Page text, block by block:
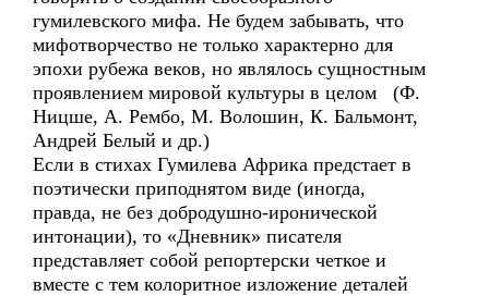
гумилевского мифа. Не будем забывать, что
мифотворчество не только характерно для
эпохи рубежа веков, но являлось сущностным
проявлением мировой культуры в целом (Ф.
Ницше, А. Рембо, М. Волошин, К. Бальмонт,
Андрей Белый и др.)
Если в стихах Гумилева Африка предстает в
поэтически приподнятом виде (иногда,
правда, не без добродушно-иронической
интонации), то «Дневник» писателя
представляет собой репортерски четкое и
вместе с тем колоритное изложение деталей